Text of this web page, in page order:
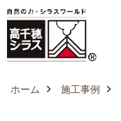
ホーム 施工事例